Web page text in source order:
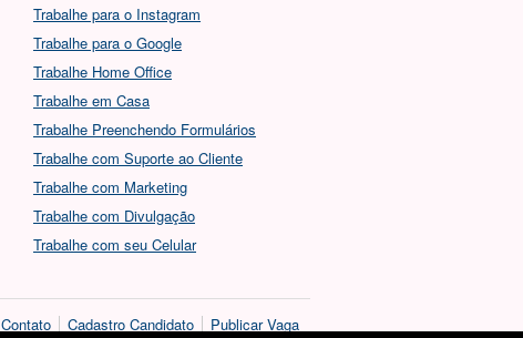
Trabalhe para o Instagram
Trabalhe para o Google
Trabalhe Home Office
Trabalhe em Casa
Trabalhe Preenchendo Formulários
Trabalhe com Suporte ao Cliente
Trabalhe com Marketing
Trabalhe com Divulgação
Trabalhe com seu Celular
Contato Cadastro Candidato Publicar Vaga